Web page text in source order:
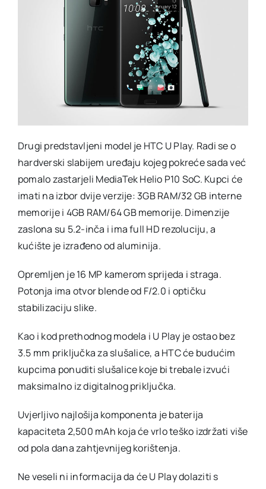
Drugi predstavljeni model je HTC U Play. Radi se o
hardverski slabijem uređaju kojeg pokreće sada već
pomalo zastarjeli MediaTek Helio P10 SoC. Kupci će
imati na izbor dvije verzije: 3GB RAM/32 GB interne
memorije i 4GB RAM/64 GB memorije. Dimenzije
zaslona su 5.2-inča i ima full HD rezoluciju, a
kućište je izrađeno od aluminija.
Opremljen je 16 MP kamerom sprijeda i straga.
Potonja ima otvor blende od F/2.0 i optičku
stabilizaciju slike.
Kao i kod prethodnog modela i U Play je ostao bez
3.5 mm priključka za slušalice, a HTC će budućim
kupcima ponuditi slušalice koje bi trebale izvući
maksimalno iz digitalnog priključka.
Uvjerljivo najlošija komponenta je baterija
kapaciteta 2,500 mAh koja će vrlo teško izdržati više
od pola dana zahtjevnijeg korištenja.
Ne veseli ni informacija da će U Play dolaziti s